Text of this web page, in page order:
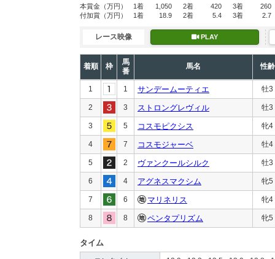
本賞金 （万円） 1着 1,050 2着 420 3着
260
付加賞 （万円） 1着 18.9 2着 5.4 3着 2.7
レース映像 PLAY
着順 枠
馬
番
馬名 性齢
1 1 サンデームーティエ 牡3
2 3 ストロングレヴィル 牡3
3 5 コスモピクシス 牝4
4 7 コスモジャーベ 牡4
5 2 ヴァンクールシルク 牡3
6 4 アグネスマクシム 牝5
7 6 マリネリス 牝4
8 8 ペンタプリズム 牝5
タイム